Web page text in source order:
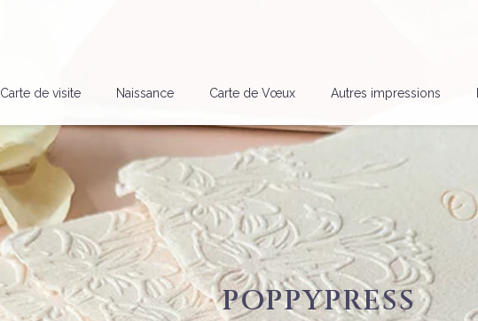
Carte de visite Naissance Carte de Vœux Autres impressions
POPPYPRESS